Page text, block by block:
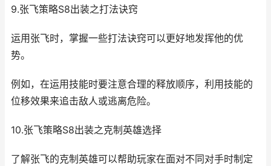
9.张飞策略S8出装之打法诀窍
运用张飞时，掌握一些打法诀窍可以更好地发挥他的优
势。
例如，在运用技能时要注意合理的释放顺序，利用技能的
位移效果来追击敌人或逃离危险。
10.张飞策略S8出装之克制英雄选择
了解张飞的克制英雄可以帮助玩家在面对不同对手时制定